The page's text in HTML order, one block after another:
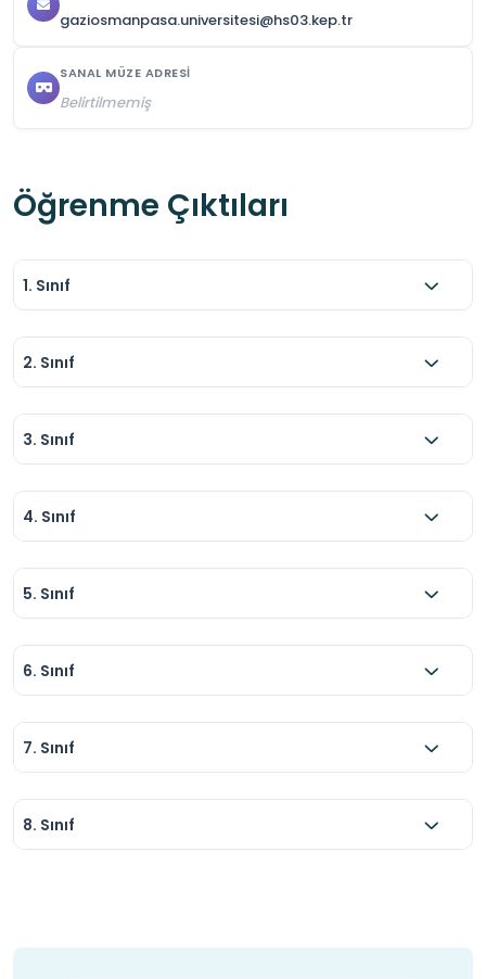
gaziosmanpasa.universitesi@hs03.kep.tr
SANAL MÜZE ADRESI
Belirtilmemiş
Öğrenme Çıktıları
1. Sınıf
2. Sınıf
3. Sınıf
4. Sınıf
5. Sınıf
6. Sınıf
7. Sınıf
8. Sınıf